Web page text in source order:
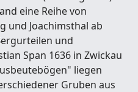
eine Reihe von
und Joachimsthal ab
und
Span 1636 in Zwickau
liegen
Gruben aus